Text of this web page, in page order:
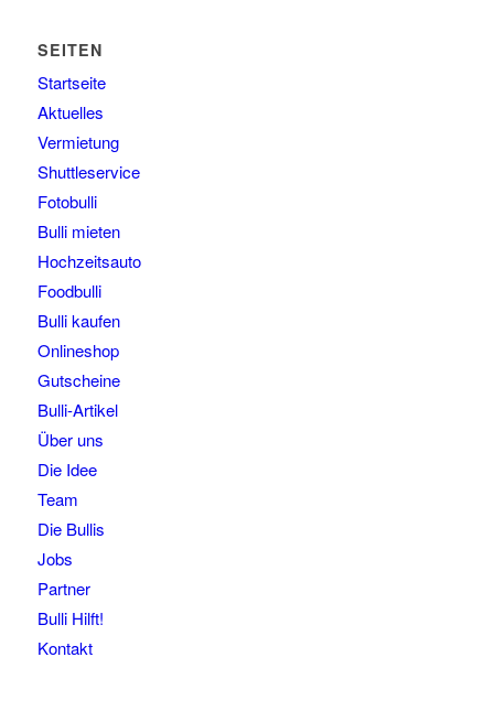
SEITEN
Startseite
Aktuelles
Vermietung
Shuttleservice
Fotobulli
Bulli mieten
Hochzeitsauto
Foodbulli
Bulli kaufen
Onlineshop
Gutscheine
Bulli-Artikel
Über uns
Die Idee
Team
Die Bullis
Jobs
Partner
Bulli Hilft!
Kontakt